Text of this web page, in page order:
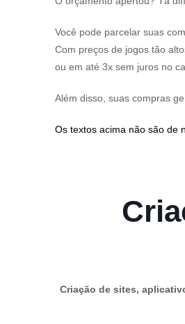
Você pode parcelar suas
Com preços de jogos tão
ou em até 3x sem juros no
Além disso, suas compras
Os textos acima não são de
Criação de sites,